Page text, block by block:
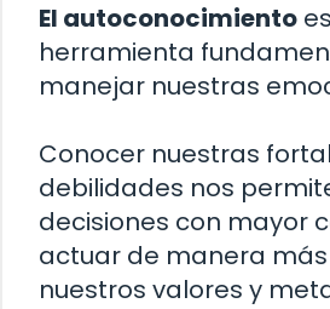
El autoconocimiento
herramienta
manejar nuestras
Conocer nuestras
debilidades nos
decisiones con mayor
actuar de manera
nuestros valores y